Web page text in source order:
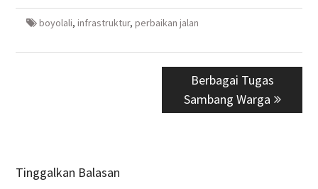
boyolali, infrastruktur, perbaikan jalan
Next
post:
Berbagai Tugas
Sambang Warga
Tinggalkan Balasan